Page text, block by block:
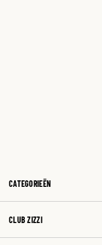
CATEGORIEËN
CLUB ZIZZI